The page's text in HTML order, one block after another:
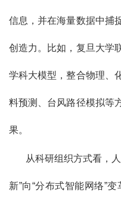
信息，并在海量数据中捕
创造力。比如，复旦大学
学科大模型，整合物理、
料预测、台风路径模拟等
果。
从科研组织方式看，人
新”向“分布式智能网络”